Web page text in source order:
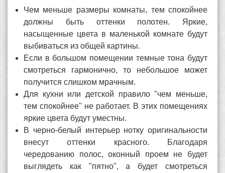
Чем меньше размеры комнаты, тем спокойнее
должны быть оттенки полотен. Яркие,
насыщенные цвета в маленькой комнате будут
выбиваться из общей картины.
Если в большом помещении темные тона будут
смотреться гармонично, то небольшое может
получится слишком мрачным.
Для кухни или детской правило "чем меньше,
тем спокойнее" не работает. В этих помещениях
яркие цвета будут уместны.
В черно-белый интерьер нотку оригинальности
внесут оттенки красного. Благодаря
чередованию полос, оконный проем не будет
выглядеть как "пятно", а будет смотреться